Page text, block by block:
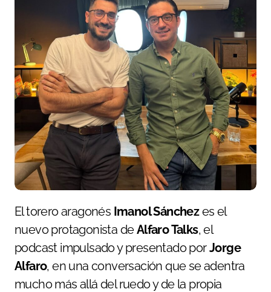
El torero aragonés Imanol Sánchezes el
nuevo protagonista deAlfaro Talks, el
podcast impulsado y presentado porJorge
Alfaro, en una conversación que se adentra
mucho más allá del ruedo y de la propia